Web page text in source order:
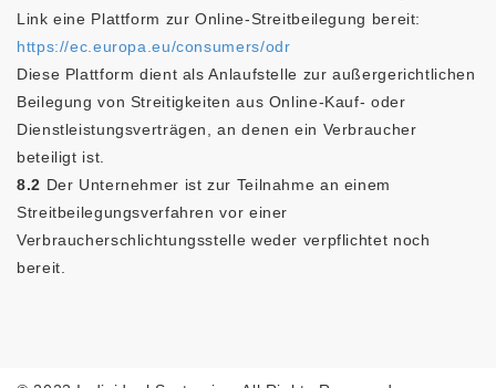
Link eine Plattform zur Online-Streitbeilegung bereit:
https://ec.europa.eu/consumers/odr
Diese Plattform dient als Anlaufstelle zur außergerichtlichen
Beilegung von Streitigkeiten aus Online-Kauf- oder
Dienstleistungsverträgen, an denen ein Verbraucher
beteiligt ist.
8.2 Der Unternehmer ist zur Teilnahme an einem
Streitbeilegungsverfahren vor einer
Verbraucherschlichtungsstelle weder verpflichtet noch
bereit.